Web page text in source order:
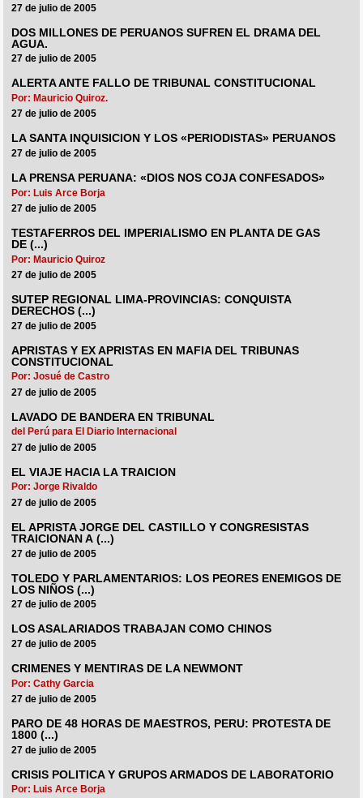
27 de julio de 2005
DOS MILLONES DE PERUANOS SUFREN EL DRAMA DEL
AGUA.
27 de julio de 2005
ALERTA ANTE FALLO DE TRIBUNAL CONSTITUCIONAL
Por: Mauricio Quiroz.
27 de julio de 2005
LA SANTA INQUISICION Y LOS «PERIODISTAS» PERUANOS
27 de julio de 2005
LA PRENSA PERUANA: «DIOS NOS COJA CONFESADOS»
Por: Luis Arce Borja
27 de julio de 2005
TESTAFERROS DEL IMPERIALISMO EN PLANTA DE GAS
DE (...)
Por: Mauricio Quiroz
27 de julio de 2005
SUTEP REGIONAL LIMA-PROVINCIAS: CONQUISTA
DERECHOS (...)
27 de julio de 2005
APRISTAS Y EX APRISTAS EN MAFIA DEL TRIBUNAS
CONSTITUCIONAL
Por: Josué de Castro
27 de julio de 2005
LAVADO DE BANDERA EN TRIBUNAL
del Perú para El Diario Internacional
27 de julio de 2005
EL VIAJE HACIA LA TRAICION
Por: Jorge Rivaldo
27 de julio de 2005
EL APRISTA JORGE DEL CASTILLO Y CONGRESISTAS
TRAICIONAN A (...)
27 de julio de 2005
TOLEDO Y PARLAMENTARIOS: LOS PEORES ENEMIGOS DE
LOS NIÑOS (...)
27 de julio de 2005
LOS ASALARIADOS TRABAJAN COMO CHINOS
27 de julio de 2005
CRIMENES Y MENTIRAS DE LA NEWMONT
Por: Cathy Garcia
27 de julio de 2005
PARO DE 48 HORAS DE MAESTROS, PERU: PROTESTA DE
1800 (...)
27 de julio de 2005
CRISIS POLITICA Y GRUPOS ARMADOS DE LABORATORIO
Por: Luis Arce Borja